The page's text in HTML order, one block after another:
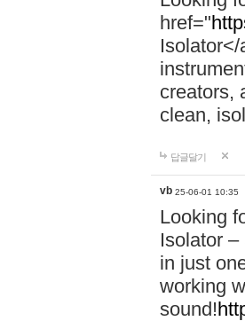
href="
creators,
clean,
답글달기
vb 25-06-01 10:35
Looking
Isolator
in just
working
sound!